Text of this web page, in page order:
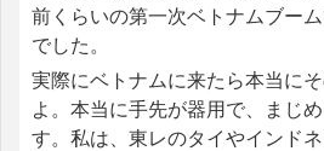
前くらいの第一次ベトナムブー
でした。
実際にベトナムに来たら本当に
よ。本当に手先が器用で、まじ
す。私は、東レのタイやインド